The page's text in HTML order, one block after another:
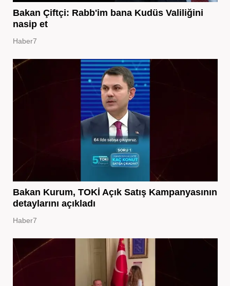
Bakan Çiftçi: Rabb'im bana Kudüs Valiliğini
nasip et
Haber7
Bakan Kurum, TOKİ Açık Satış Kampanyasının
detaylarını açıkladı
Haber7